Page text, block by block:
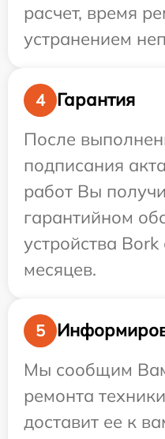
расчет, время
устранением
4
Гарантия
После
подписания
работ Вы
гарантийном
устройства
месяцев.
5
Мы сообщим
ремонта
доставит ее к